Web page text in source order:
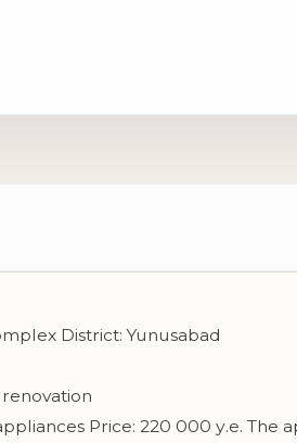
District: Yunusabad
renovation
Price: 220 000 у.е.